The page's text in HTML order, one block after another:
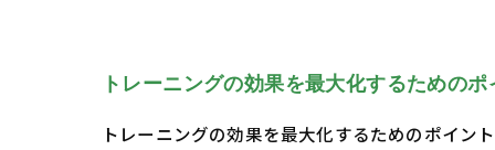
トレーニングの効果を最大化するための
トレーニングの効果を最大化するためのポイン